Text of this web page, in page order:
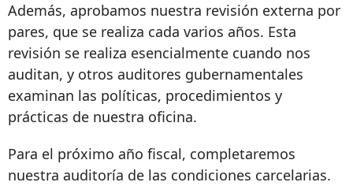
Además, aprobamos nuestra revisión externa por
pares, que se realiza cada varios años. Esta
revisión se realiza esencialmente cuando nos
auditan, y otros auditores gubernamentales
examinan las políticas, procedimientos y
prácticas de nuestra oficina.
Para el próximo año fiscal, completaremos
nuestra auditoría de las condiciones carcelarias.